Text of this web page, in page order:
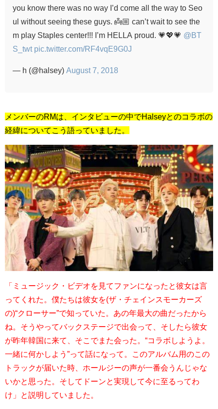
you know there was no way I’d come all the way to Seo
ul without seeing these guys. 👼🏼 can’t wait to see the
m play Staples center!!! I’m HELLA proud. 💗💖💗 @BT
S_twt pic.twitter.com/RF4vqE9G0J
— h (@halsey) August 7, 2018
メンバーのRMは、インタビューの中でHalseyとのコラボの
経緯についてこう語っていました。
「ミュージック・ビデオを見てファンになったと彼女は言
ってくれた。僕たちは彼女を(ザ・チェインスモーカーズ
の)“クローサー”で知っていた。あの年最大の曲だったから
ね。そうやってバックステージで出会って、そしたら彼女
が昨年韓国に来て、そこでまた会った。“コラボしようよ。
一緒に何かしよう”って話になって。このアルバム用のこの
トラックが届いた時、ホールジーの声が一番会うんじゃな
いかと思った。そしてドーンと実現して今に至るってわ
け」と説明していました。